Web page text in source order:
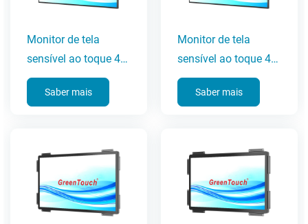
Monitor de tela
sensível ao toque 4K
UHD de 55
polegadas
Saber mais
Monitor de tela
sensível ao toque 4K
UHD de 50
polegadas
Saber mais